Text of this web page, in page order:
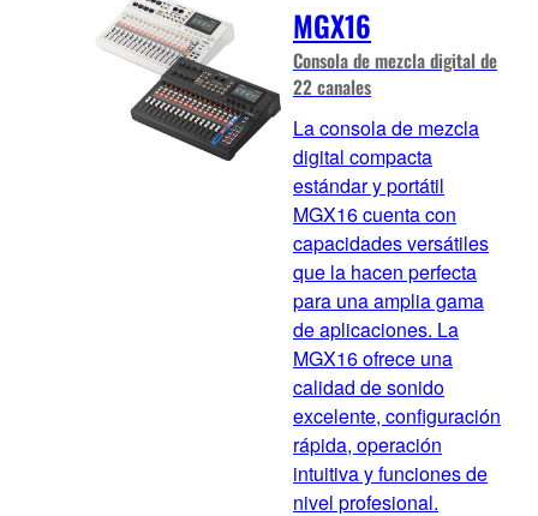
MGX16
Consola de mezcla digital de
22 canales
La consola de mezcla
digital compacta
estándar y portátil
MGX16 cuenta con
capacidades versátiles
que la hacen perfecta
para una amplia gama
de aplicaciones. La
MGX16 ofrece una
calidad de sonido
excelente, configuración
rápida, operación
intuitiva y funciones de
nivel profesional.